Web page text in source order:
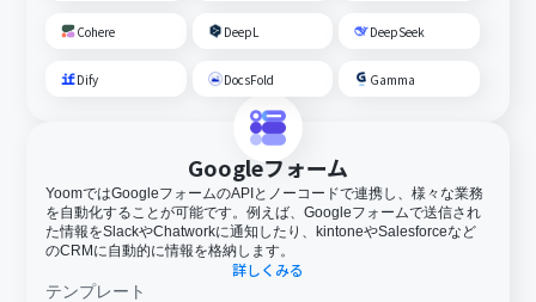
Cohere DeepL DeepSeek
Dify DocsFold Gamma
Googleフォーム
YoomではGoogleフォームのAPIとノーコードで連携し、様々な業務
を自動化することが可能です。例えば、Googleフォームで送信され
た情報をSlackやChatworkに通知したり、kintoneやSalesforceなど
のCRMに自動的に情報を格納します。
詳しくみる
テンプレート